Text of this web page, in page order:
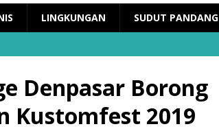
LINGKUNGAN SUDUT PANDANG
Denpasar Borong
Kustomfest 2019